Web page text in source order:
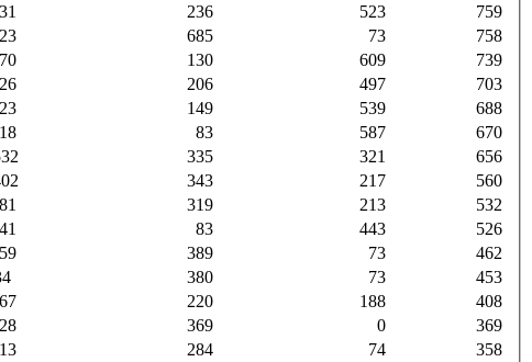
236 523
759
685 73
758
130 609
739
206 497
703
149 539
688
83 587
670
335 321
656
343 217
560
319 213
532
83 443
526
389 73
462
380 73
453
220 188
408
369 0
369
284 74
358